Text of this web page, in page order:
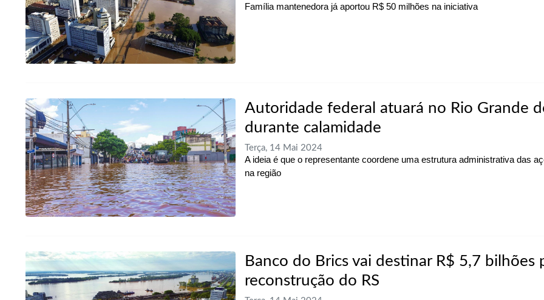
Família mantenedora já aportou R$ 50 milhões na iniciativa
Autoridade federal atuará no Rio Grande
durante calamidade
Terça, 14 Mai 2024
A ideia é que o representante coordene uma estrutura administrativa das
na região
Banco do Brics vai destinar R$ 5,7 bilhões
reconstrução do RS